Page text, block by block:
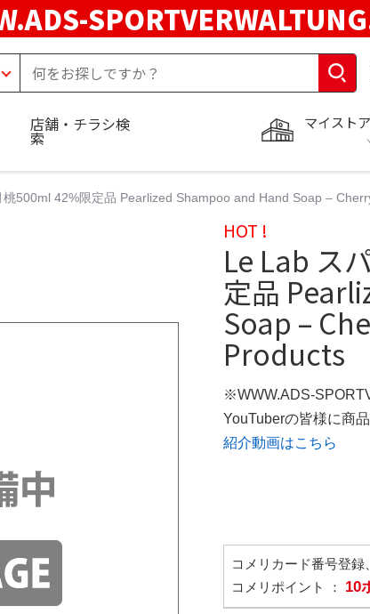
マイストア
店舗・チラシ検
索
500ml 42%限定品 Pearlized Shampoo and Hand Soap –
HOT !
Le Lab ス
定品
Soap –
Products
※WWW.ADS-
YouTuberの皆様に商
紹介動画はこちら
コメリカード番号登
コメリポイント ： 10